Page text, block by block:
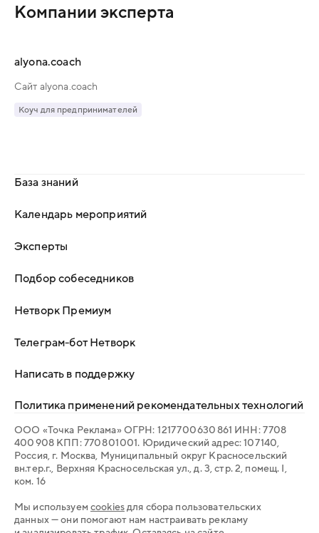
Компании эксперта
alyona.coach
Сайт alyona.coach
Коуч для предпринимателей
База знаний
Календарь мероприятий
Эксперты
Подбор собеседников
Нетворк Премиум
Телеграм-бот Нетворк
Написать в поддержку
Политика применений рекомендательных технологий
ООО «Точка Реклама» ОГРН: 1 217 700 630 861 ИНН: 7 708
400 908 КПП: 770 801 001. Юридический адрес: 107 140,
Россия, г. Москва, Муниципальный округ Красносельский
вн.тер.г., Верхняя Красносельская ул., д. 3, стр. 2, помещ. I,
ком. 16
Мы используем cookiesдля сбора пользовательских
данных — они помогают нам настраивать рекламу